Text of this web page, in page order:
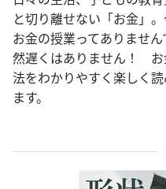
と切り離せない「お金」
お金の授業ってありませ
然遅くはありません！ お
法をわかりやすく楽しく
ます。